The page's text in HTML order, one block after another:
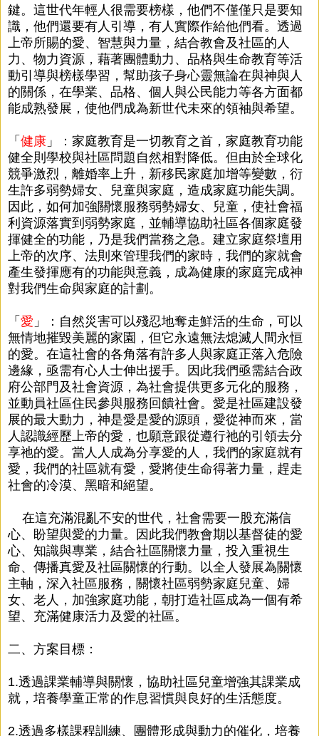
鍵。這世代年輕人很需要榜樣，他們不僅僅只是要知
識，他們還要有人引導，有人實際作給他們看。透過
上帝所賜的愛、智慧與力量，結合教會及社區的人
力、物力資源，藉著團體動力、品格與生命教育等活
動引導與榜樣學習，幫助孩子身心靈無論在與神與人
的關係，在學業、品格、個人與公民能力等各方面都
能成熟發展，使他們成為新世代未來的領袖與希望。
「 健康 」：家庭教育是一切教育之首，家庭教育功能
健全則學校與社區問題自然相對降低。但由於全球化
競爭激烈，離婚率上升，新移民家庭加增等變數，衍
生許多弱勢婦女、兒童與家庭，造成家庭功能失調。
因此，如何加強關懷服務弱勢婦女、兒童，使社會福
利資源落實到弱勢家庭，並輔導協助社區各個家庭發
揮健全的功能，乃是我們當務之急。建立家庭祭壇用
上帝的次序、法則來管理我們的家時，我們的家就會
產生發揮應有的功能與意義，成為健康的家庭完成神
對我們生命與家庭的計劃。
「 愛 」：自然災害可以殘忍地奪走鮮活的生命，可以
無情地摧毀美麗的家園，但它永遠無法熄滅人間永恒
的愛。在這社會的各角落有許多人與家庭正落入危險
邊緣，亟需有心人士伸出援手。因此我們亟需結合政
府公部門及社會資源，為社會提供更多元化的服務，
並動員社區住民參與服務回饋社會。愛是社區建設發
展的最大動力，神是愛是愛的源頭，愛從神而來，當
人認識經歷上帝的愛，也願意跟從遵行祂的引領去分
享祂的愛。當人人成為分享愛的人，我們的家庭就有
愛，我們的社區就有愛，愛將使生命得著力量，趕走
社會的冷漠、黑暗和絕望。
在這充滿混亂不安的世代，社會需要一股充滿信
心、盼望與愛的力量。因此我們教會期以基督徒的愛
心、知識與專業，結合社區關懷力量，投入重視生
命、傳播真愛及社區關懷的行動。以全人發展為關懷
主軸，深入社區服務，關懷社區弱勢家庭兒童、婦
女、老人，加強家庭功能，朝打造社區成為一個有希
望、充滿健康活力及愛的社區。
二、方案目標：
1.透過課業輔導與關懷，協助社區兒童增強其課業成
就，培養學童正常的作息習慣與良好的生活態度。
2.透過多樣課程訓練、團體形成與動力的催化，培養